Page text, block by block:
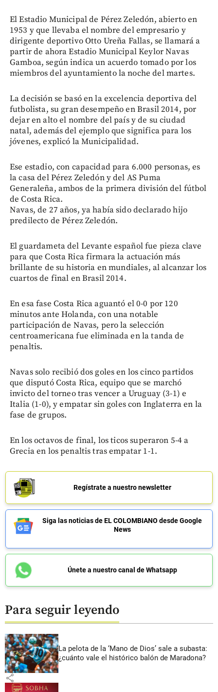
El Estadio Municipal de Pérez Zeledón, abierto en
1953 y que llevaba el nombre del empresario y
dirigente deportivo Otto Ureña Fallas, se llamará a
partir de ahora Estadio Municipal Keylor Navas
Gamboa, según indica un acuerdo tomado por los
miembros del ayuntamiento la noche del martes.
La decisión se basó en la excelencia deportiva del
futbolista, su gran desempeño en Brasil 2014, por
dejar en alto el nombre del país y de su ciudad
natal, además del ejemplo que significa para los
jóvenes, explicó la Municipalidad.
Ese estadio, con capacidad para 6.000 personas, es
la casa del Pérez Zeledón y del AS Puma
Generaleña, ambos de la primera división del fútbol
de Costa Rica.
Navas, de 27 años, ya había sido declarado hijo
predilecto de Pérez Zeledón.
El guardameta del Levante español fue pieza clave
para que Costa Rica firmara la actuación más
brillante de su historia en mundiales, al alcanzar los
cuartos de final en Brasil 2014.
En esa fase Costa Rica aguantó el 0-0 por 120
minutos ante Holanda, con una notable
participación de Navas, pero la selección
centroamericana fue eliminada en la tanda de
penaltis.
Navas solo recibió dos goles en los cinco partidos
que disputó Costa Rica, equipo que se marchó
invicto del torneo tras vencer a Uruguay (3-1) e
Italia (1-0), y empatar sin goles con Inglaterra en la
fase de grupos.
En los octavos de final, los ticos superaron 5-4 a
Grecia en los penaltis tras empatar 1-1.
Regístrate a nuestro newsletter
Siga las noticias de EL COLOMBIANO desde Google
News
Únete a nuestro canal de Whatsapp
Para seguir leyendo
La pelota de la ‘Mano de Dios’ sale a subasta:
¿cuánto vale el histórico balón de Maradona?
share